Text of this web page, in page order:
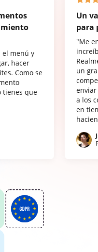
menú y
hacer
Como se
tienes que
Un
para
"Me
un
a los
en